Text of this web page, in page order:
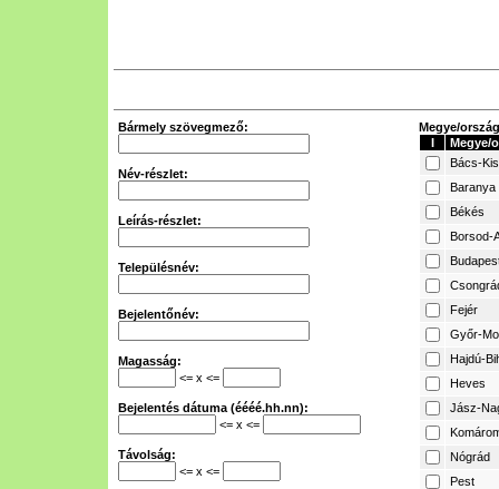
Bármely szövegmező:
Név-részlet:
Leírás-részlet:
Településnév:
Bejelentőnév:
Magasság:
<= x <=
Bejelentés dátuma (éééé.hh.nn):
<= x <=
Távolság:
<= x <=
Megye/
I
Megye/
Bács-
Baranya
Békés
Borsod-
Fejér
Győr-
Hajdú-
Heves
Jász-
Nógrád
Pest